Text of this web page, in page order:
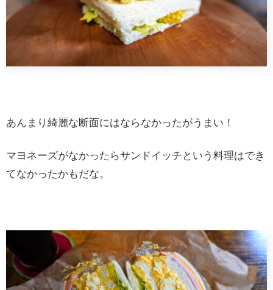
あんまり綺麗な断面にはならなかったがうまい！
マヨネーズがなかったらサンドイッチという料理はでき
てなかったかもだな。